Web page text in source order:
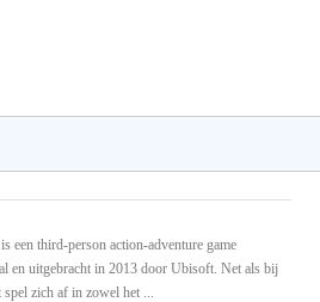
een third-person action-adventure game
en uitgebracht in 2013 door Ubisoft. Net als bij
spel zich af in zowel het ...